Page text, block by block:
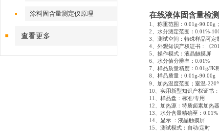
涂料固含量测定仪原理
查看更多
在线液体固含量检
1、称重范围：0.01g-90.00g
2、水分测定范围：0.01%-
3 、测试空间：特殊样品可定
4、外观知识产权证书：《
5 、操作模式：液晶触摸屏
6 、水分值分辨率： 0.01%
7 、样品质量精度： 0.01g/JK
8、样品质量：0.01g-90.00g
9 、加热温度范围；室温-220
10 、实用新型知识产权证书
11
、样品盘：标准/专用
12 、加热源：特质卤素加热器
13 、水分含量精确至： 0.01%
14 、显示
：液晶触摸屏
15 、测试模式：自动/定时